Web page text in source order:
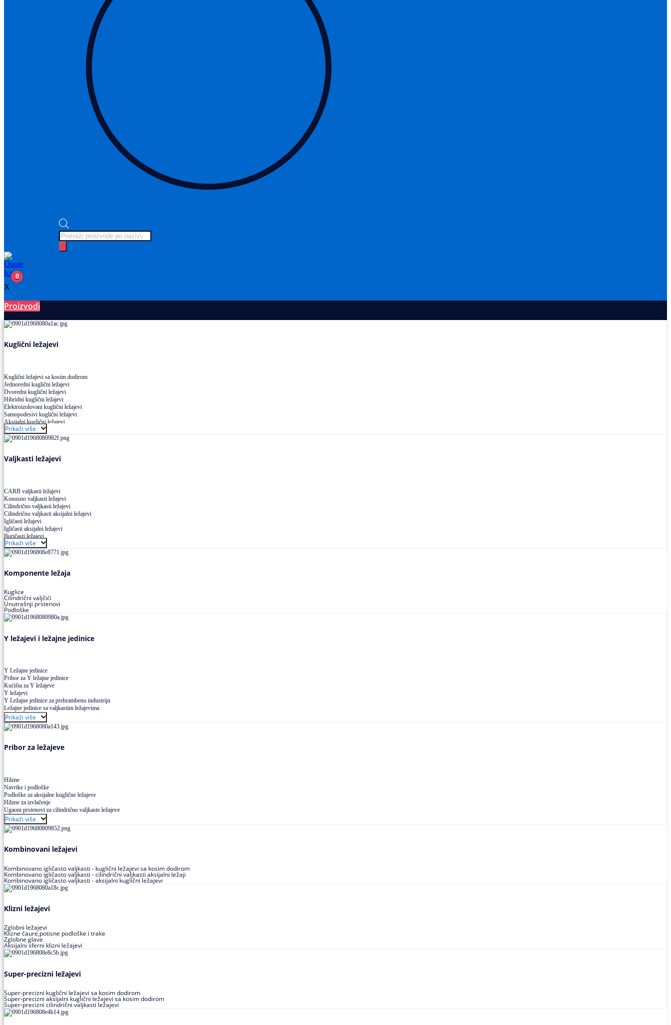
Products
search
0
X
Proizvodi
Kuglični ležajevi
Kuglični ležajevi sa kosim dodirom
Jednoredni kuglični ležajevi
Dvoredni kuglični ležajevi
Hibridni kuglični ležajevi
Elektroizolovani kuglični ležajevi
Samopodesivi kuglični ležajevi
Aksijalni kuglični ležajevi
Kuglični ležajevi od nerđajućeg čelika
Prikaži više
Valjkasti ležajevi
CARB valjkasti ležajevi
Konusno valjkasti ležajevi
Cilindrično valjkasti ležajevi
Cilindrično valjkasti aksijalni ležajevi
Igličasti ležajevi
Igličasti aksijalni ležajevi
Buričasti ležajevi
Buričasti zaptiveni ležajevi
Buričasti aksijalni ležajevi
Prikaži više
Komponente ležaja
Kuglice
Cilindrični valjčići
Unutrašnji prstenovi
Podloške
Y ležajevi i ležajne jedinice
Y Ležajne jedinice
Pribor za Y ležajne jedinice
Kućišta za Y ležajeve
Y ležajevi
Y Ležajne jedinice za prehrambenu industriju
Ležajne jedinice sa valjkastim ležajevima
Prikaži više
Pribor za ležajeve
Hilzne
Navrtke i podloške
Podloške za aksijalne kuglične ležajeve
Hilzne za izvlačenje
Ugaoni prstenovi za cilindrično valjkaste ležajeve
Prikaži više
Kombinovani ležajevi
Kombinovano igličasto valjkasti - kuglični ležajevi sa kosim dodirom
Kombinovano igličasto valjkasti - cilindrični valjkasti aksijalni ležaji
Kombinovano igličasto valjkasti - aksijalni kuglični ležajevi
Klizni ležajevi
Zglobni ležajevi
Klizne čaure,potisne podloške i trake
Zglobne glave
Aksijalni sferni klizni ležajevi
Super-precizni ležajevi
Super-precizni kuglični ležajevi sa kosim dodirom
Super-precizni aksijalni kuglični ležajevi sa kosim dodirom
Super-precizni cilindrični valjkasti ležajevi